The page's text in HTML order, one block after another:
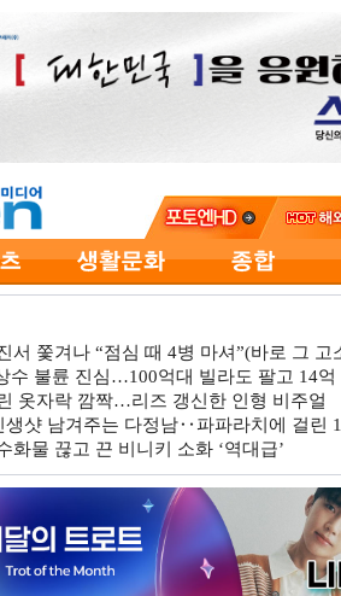
서 쫓겨나 “점심 때 4병 마셔”(바로 그 고
수 불륜 진심…100억대 빌라도 팔고 14억
옷자락 깜짝…리즈 갱신한 인형 비주얼
생샷 남겨주는 다정남‥파파라치에 걸린
화물 끊고 끈 비니키 소화 ‘역대급’